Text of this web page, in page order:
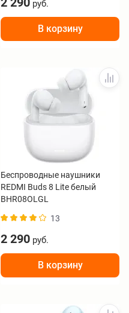
руб.
В корзину
Беспроводные наушники
REDMI Buds 8 Lite белый
BHR08OLGL
13
2 290 руб.
В корзину